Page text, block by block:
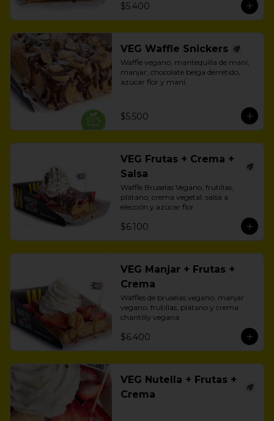
$5.400
VEG Waffle Snickers
Waffle vegano, mantequilla de maní,
manjar, chocolate belga derretido,
azúcar flor y maní.
$5.500
VEG Frutas + Crema +
Salsa
Waffle Bruselas Vegano, frutillas,
plátano, crema vegetal, salsa a
elección y azúcar flor.
$6.100
VEG Manjar + Frutas +
Crema
Waffles de bruselas vegano, manjar
vegano, frutillas, plátano y crema
chantilly vegana
$6.400
VEG Nutella + Frutas +
Crema